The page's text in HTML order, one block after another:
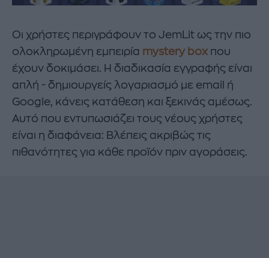
Οι χρήστες περιγράφουν το JemLit ως την πιο
ολοκληρωμένη εμπειρία mystery box που
έχουν δοκιμάσει. Η διαδικασία εγγραφής είναι
απλή - δημιουργείς λογαριασμό με email ή
Google, κάνεις κατάθεση και ξεκινάς αμέσως.
Αυτό που εντυπωσιάζει τους νέους χρήστες
είναι η διαφάνεια: Βλέπεις ακριβώς τις
πιθανότητες για κάθε προϊόν πριν αγοράσεις.